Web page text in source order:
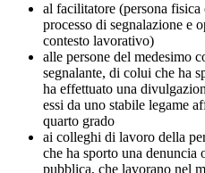
al facilitatore (persona fisica
processo di segnalazione e
contesto lavorativo)
alle persone del medesimo
segnalante, di colui che ha
ha effettuato una
essi da uno stabile legame
quarto grado
ai colleghi di lavoro della
che ha sporto una
pubblica, che lavorano nel